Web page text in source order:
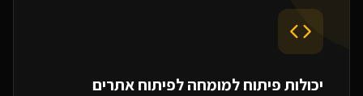
יכולות פיתוח למומחה לפיתוח אתרים